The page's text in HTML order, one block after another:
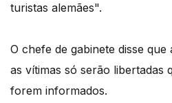
turistas alemães".
O chefe de gabinete disse
as vítimas só serão libertadas
forem informados.